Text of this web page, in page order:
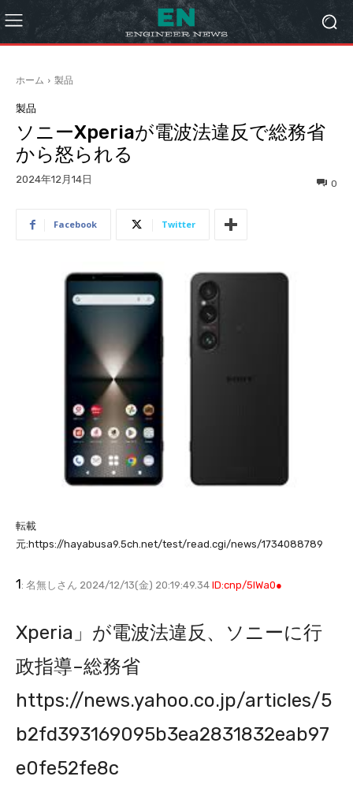
ホーム 製品
製品
ソニーXperiaが電波法違反で総務省
から怒られる
2024年12月14日 0
Facebook Twitter
転載
元:https://hayabusa9.5ch.net/test/read.cgi/news/1734088789
1 : 名無しさん 2024/12/13(金) 20:19:49.34 ID:cnp/5lWa0●
Xperia」が電波法違反、ソニーに行
政指導–総務省
https://news.yahoo.co.jp/articles/5
b2fd393169095b3ea2831832eab97
e0fe52fe8c